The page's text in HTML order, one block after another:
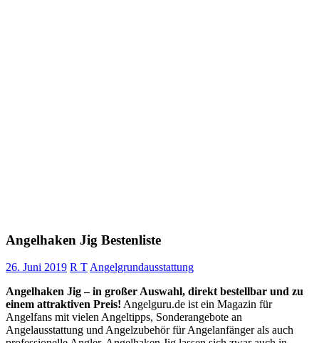
Angelhaken Jig Bestenliste
26. Juni 2019 R TAngelgrundausstattung
Angelhaken Jig – in großer Auswahl, direkt bestellbar und zu
einem attraktiven Preis! Angelguru.de ist ein Magazin für
Angelfans mit vielen Angeltipps, Sonderangebote an
Angelausstattung und Angelzubehör für Angelanfänger als auch